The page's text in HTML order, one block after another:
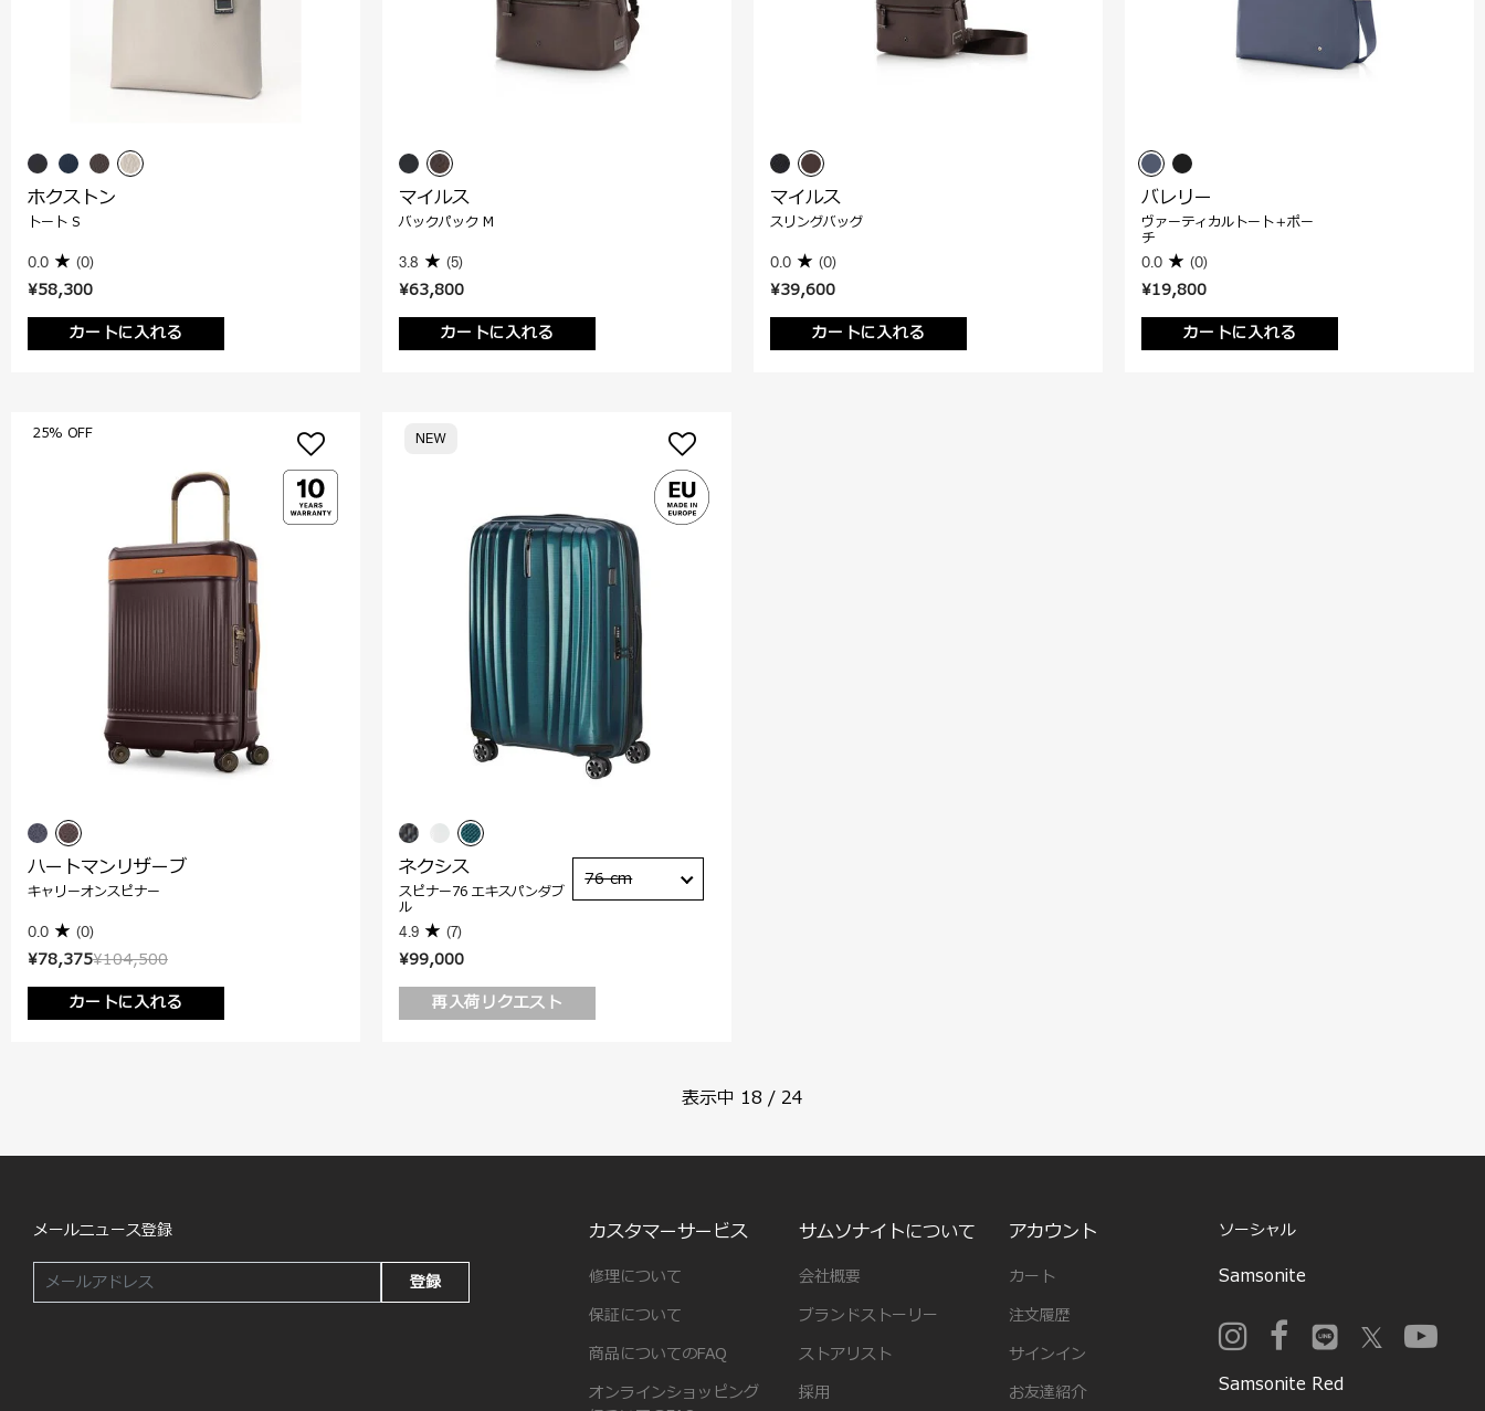
¥58,300
カートに入れる
ホクストン
トート S
0.0 (0)
¥63,800
カートに入れる
マイルス
バックパック M
3.8 (5)
¥39,600
カートに入れる
マイルス
スリングバッグ
0.0 (0)
¥19,800
カートに入れる
バレリー
ヴァーティカルトート＋ポー
チ
0.0 (0)
¥104,500
¥78,375
カートに入れる
25% OFF
ハートマンリザーブ
キャリーオンスピナー
0.0 (0)
¥99,000
再入荷リクエスト
NEW
ネクシス
スピナー76 エキスパンダブ
ル
4.9 (7)
76 cm
表示中 18 / 24
メールニュース登録
登録
カスタマーサービス
修理について
保証について
商品についてのFAQ
オンラインショッピング
サムソナイトについて
会社概要
ブランドストーリー
ストアリスト
採用
アカウント
カート
注文履歴
サインイン
お友達紹介
ソーシャル
Samsonite
Samsonite Red